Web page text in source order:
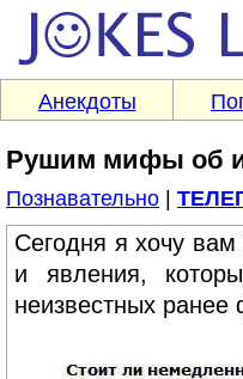
Анекдоты
Рушим мифы об
Познавательно
Сегодня я хочу
и явления,
неизвестных ранее